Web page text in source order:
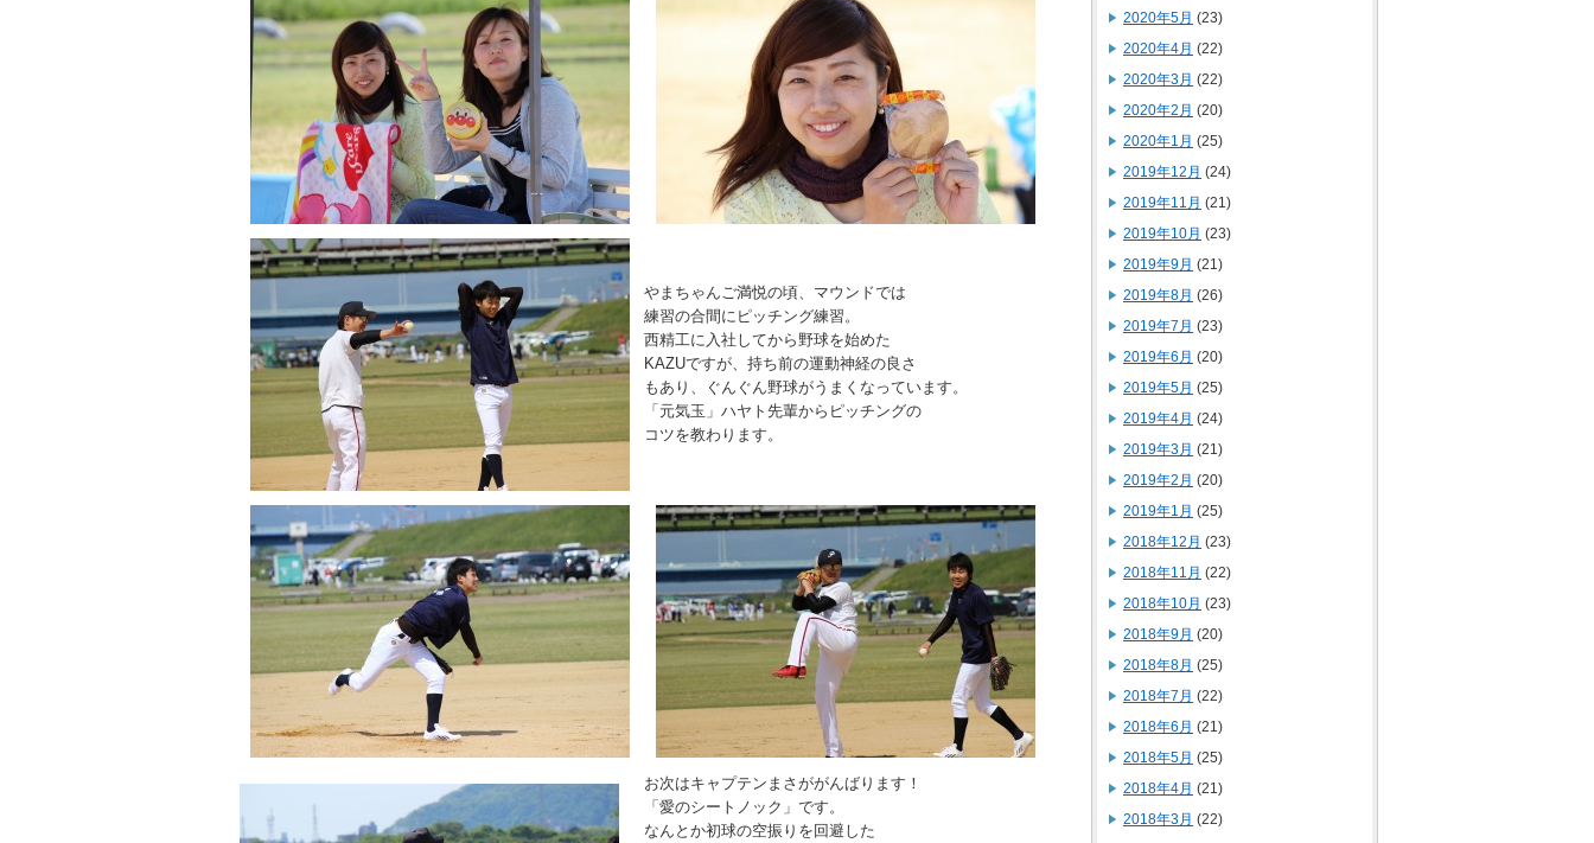
やまちゃんご満悦の頃、マウンドでは
練習の合間にピッチング練習。
西精工に入社してから野球を始めた
KAZUですが、持ち前の運動神経の良さ
もあり、ぐんぐん野球がうまくなっています。
「元気玉」ハヤト先輩からピッチングの
コツを教わります。
お次はキャプテンまさががんばります！
「愛のシートノック」です。
なんとか初球の空振りを回避した
2020年5月 (23)
2020年4月 (22)
2020年3月 (22)
2020年2月 (20)
2020年1月 (25)
2019年12月 (24)
2019年11月 (21)
2019年10月 (23)
2019年9月 (21)
2019年8月 (26)
2019年7月 (23)
2019年6月 (20)
2019年5月 (25)
2019年4月 (24)
2019年3月 (21)
2019年2月 (20)
2019年1月 (25)
2018年12月 (23)
2018年11月 (22)
2018年10月 (23)
2018年9月 (20)
2018年8月 (25)
2018年7月 (22)
2018年6月 (21)
2018年5月 (25)
2018年4月 (21)
2018年3月 (22)